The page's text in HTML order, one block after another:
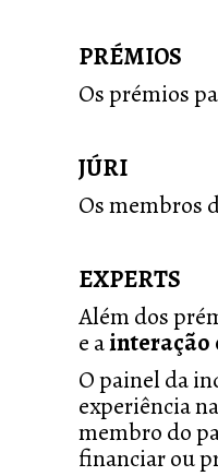
PRÉMIOS
Os prémios
JÚRI
Os membros
EXPERTS
Além dos
e ainteração
O painel da
experiência
membro do
financiar ou